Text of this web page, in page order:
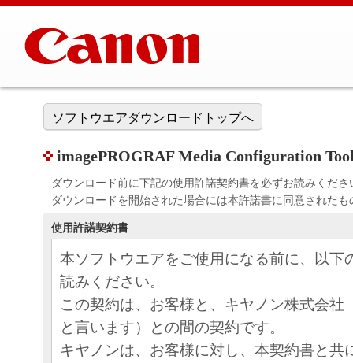
ソフトウエアダウンロードトップへ
imagePROGRAF Media Configuration
ダウンロード前に下記の使用許諾契約書を必ずお読みくださ
ダウンロードを開始された場合には本許諾書に同意された
使用許諾契約書
本ソフトウエアをご使用になる前に、以下
読みください。
この契約は、お客様と、キヤノン株式会社
と言います）との間の契約です。
キヤノンは、お客様に対し、本契約書と共